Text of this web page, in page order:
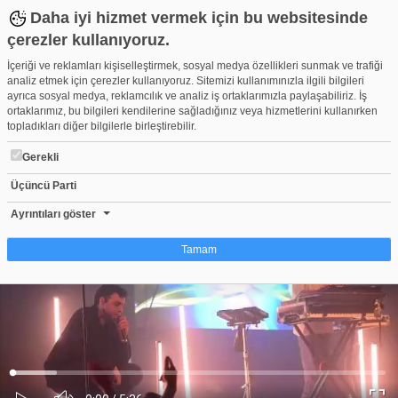
Daha iyi hizmet vermek için bu websitesinde
çerezler kullanıyoruz.
İçeriği ve reklamları kişiselleştirmek, sosyal medya özellikleri sunmak ve trafiği
analiz etmek için çerezler kullanıyoruz. Sitemizi kullanımınızla ilgili bilgileri
ayrıca sosyal medya, reklamcılık ve analiz iş ortaklarımızla paylaşabiliriz. İş
ortaklarımız, bu bilgileri kendilerine sağladığınız veya hizmetlerini kullanırken
topladıkları diğer bilgilerle birleştirebilir.
Gerekli
Üçüncü Parti
Ayrıntıları göster
Tamam
Çerez nedir?
Çerezler, web-sitelerinin, kullanıcıların deneyimlerini daha verimli hale getirmek
amacıyla kullandığı küçük metin dosyalarıdır. Yasalara göre, bu sitenin
işletilmesi için kesinlikle gerekli olan çerezleri cihazınıza yerleştirebiliyoruz.
Diğer çerez türleri için sizden izin almamız gerekiyor. Bu site farklı çerez türleri
kullanmaktadır. Bazı çerezler, sayfalarımızda yer alan üçüncü şahıs hizmetleri
tarafından yerleştirilir. İzniniz şu alanlar için geçerlidir: web.tv
Ses
Yüklendi:
Yükleniyor:
KÖFN’den yeni albüm müjdesi: ‘Popstar’ yakında çıkıyor